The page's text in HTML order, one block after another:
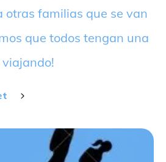
otras familias que se van
que todos tengan una